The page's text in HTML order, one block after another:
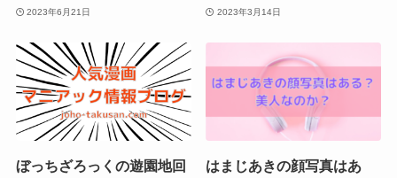
2023年6月21日 2023年3月14日
ぼっちざろっくの遊園地回
はまじあきの顔写真はあ